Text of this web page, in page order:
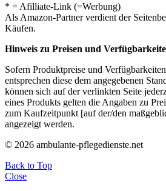
* = Afilliate-Link (=Werbung)
Als Amazon-Partner verdient der
Käufen.
Hinweis zu Preisen und
Sofern Produktpreise und
entsprechen diese dem angegebenen
können sich auf der verlinkten Seite
eines Produkts gelten die Angaben zu
zum Kaufzeitpunkt [auf der/den
angezeigt werden.
© 2026 ambulante-pflegedienste.net
Back to Top
Close